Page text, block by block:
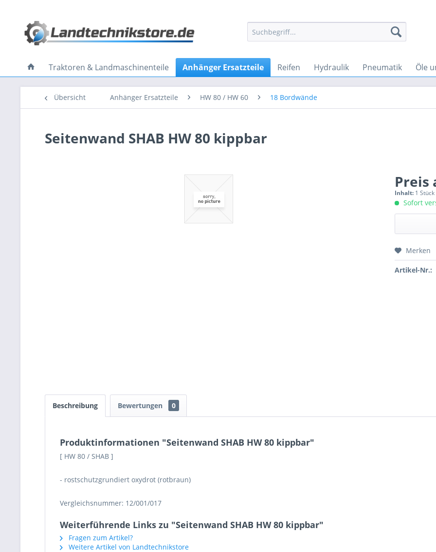
Traktoren & Landmaschinenteile Anhänger Ersatzteile Reifen Hydraulik Pneumatik Öle
Übersicht Anhänger Ersatzteile HW 80 / HW 60 18 Bordwände
Seitenwand SHAB HW 80 kippbar
Preis
Inhalt: 1 Stück
Sofort
Preis
Merken
Artikel-Nr.:
Beschreibung Bewertungen 0
Produktinformationen "Seitenwand SHAB HW 80 kippbar"
[ HW 80 / SHAB ]
- rostschutzgrundiert oxydrot (rotbraun)
Vergleichsnummer: 12/001/017
Weiterführende Links zu "Seitenwand SHAB HW 80 kippbar"
Fragen zum Artikel?
Weitere Artikel von Landtechnikstore